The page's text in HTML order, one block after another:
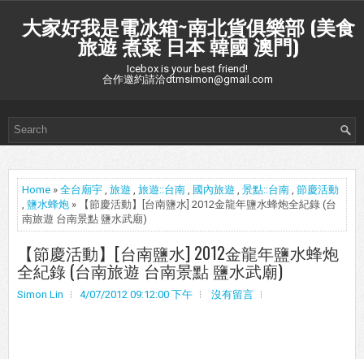
大家好我是電冰箱~南北貨俱樂部 (美食
旅遊 煮菜 日本 韓國 澳門)
Icebox is your best friend!
合作邀約請洽dtmsimon@gmail.com
Home » 全台廟宇 , 旅遊 , 旅遊::台南 , 國內旅遊 , 景點::台南 , 節慶活動
, 鹽水蜂炮 » 【節慶活動】[台南鹽水] 2012金龍年鹽水蜂炮全紀錄 (台
南旅遊 台南景點 鹽水武廟)
【節慶活動】[台南鹽水] 2012金龍年鹽水蜂炮
全紀錄 (台南旅遊 台南景點 鹽水武廟)
Simon Lin 4/07/2012 09:12:00 下午 沒有留言